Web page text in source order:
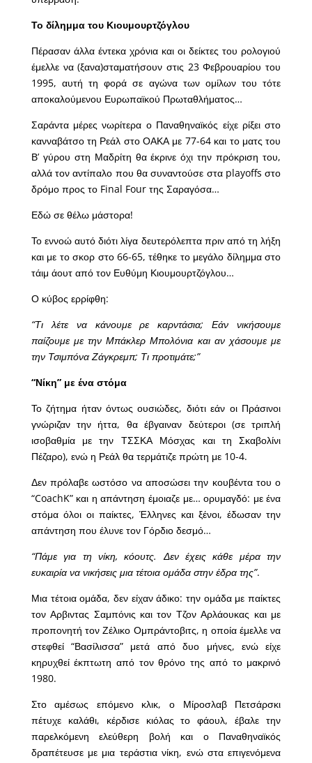
Το δίλημμα του Κιουμουρτζόγλου
Πέρασαν άλλα έντεκα χρόνια και οι δείκτες του ρολογιού
έμελλε να (ξανα)σταματήσουν στις 23 Φεβρουαρίου του
1995, αυτή τη φορά σε αγώνα των ομίλων του τότε
αποκαλούμενου Ευρωπαϊκού Πρωταθλήματος…
Σαράντα μέρες νωρίτερα ο Παναθηναϊκός είχε ρίξει στο
κανναβάτσο τη Ρεάλ στο ΟΑΚΑ με 77-64 και το ματς του
Β’ γύρου στη Μαδρίτη θα έκρινε όχι την πρόκριση του,
αλλά τον αντίπαλο που θα συναντούσε στα playoffs στο
δρόμο προς το Final Four της Σαραγόσα…
Εδώ σε θέλω μάστορα!
Το εννοώ αυτό διότι λίγα δευτερόλεπτα πριν από τη λήξη
και με το σκορ στο 66-65, τέθηκε το μεγάλο δίλημμα στο
τάιμ άουτ από τον Ευθύμη Κιουμουρτζόγλου…
Ο κύβος ερρίφθη:
“Τι λέτε να κάνουμε ρε καρντάσια; Εάν νικήσουμε
παίζουμε με την Μπάκλερ Μπολόνια και αν χάσουμε με
την Τσιμπόνα Ζάγκρεμπ; Τι προτιμάτε;”
“Νίκη” με ένα στόμα
Το ζήτημα ήταν όντως ουσιώδες, διότι εάν οι Πράσινοι
γνώριζαν την ήττα, θα έβγαιναν δεύτεροι (σε τριπλή
ισοβαθμία με την ΤΣΣΚΑ Μόσχας και τη Σκαβολίνι
Πέζαρο), ενώ η Ρεάλ θα τερμάτιζε πρώτη με 10-4.
Δεν πρόλαβε ωστόσο να αποσώσει την κουβέντα του ο
“CoachK” και η απάντηση έμοιαζε με… ορυμαγδό: με ένα
στόμα όλοι οι παίκτες, Έλληνες και ξένοι, έδωσαν την
απάντηση που έλυνε τον Γόρδιο δεσμό…
“Πάμε για τη νίκη, κόουτς. Δεν έχεις κάθε μέρα την
ευκαιρία να νικήσεις μια τέτοια ομάδα στην έδρα της”.
Μια τέτοια ομάδα, δεν είχαν άδικο: την ομάδα με παίκτες
τον Αρβιντας Σαμπόνις και τον Τζον Αρλάουκας και με
προπονητή τον Ζέλικο Ομπράντοβιτς, η οποία έμελλε να
στεφθεί “Βασίλισσα” μετά από δυο μήνες, ενώ είχε
κηρυχθεί έκπτωτη από τον θρόνο της από το μακρινό
1980.
Στο αμέσως επόμενο κλικ, ο Μίροσλαβ Πετσάρσκι
πέτυχε καλάθι, κέρδισε κιόλας το φάουλ, έβαλε την
παρελκόμενη ελεύθερη βολή και ο Παναθηναϊκός
δραπέτευσε με μια τεράστια νίκη, ενώ στα επιγενόμενα